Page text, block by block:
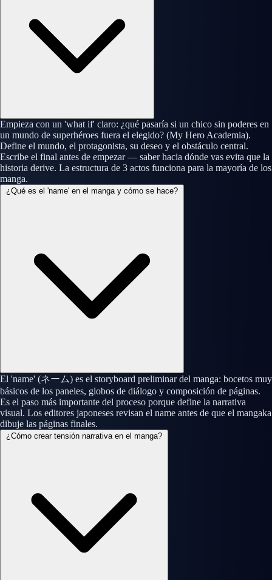
Empieza con un 'what if' claro: ¿qué pasaría si un chico sin poderes en
un mundo de superhéroes fuera el elegido? (My Hero Academia).
Define el mundo, el protagonista, su deseo y el obstáculo central.
Escribe el final antes de empezar — saber hacia dónde vas evita que la
historia derive. La estructura de 3 actos funciona para la mayoría de los
manga.
¿Qué es el 'name' en el manga y cómo se hace?
El 'name' (ネーム) es el storyboard preliminar del manga: bocetos muy
básicos de los paneles, globos de diálogo y composición de páginas.
Es el paso más importante del proceso porque define la narrativa
visual. Los editores japoneses revisan el name antes de que el mangaka
dibuje las páginas finales.
¿Cómo crear tensión narrativa en el manga?